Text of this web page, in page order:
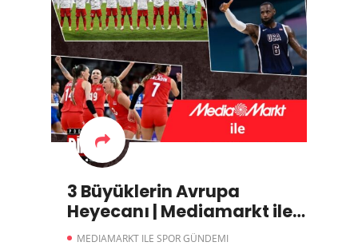
3 Büyüklerin Avrupa
Heyecanı | Mediamarkt ile
Spor Gündemi
MEDIAMARKT ILE SPOR GÜNDEMI